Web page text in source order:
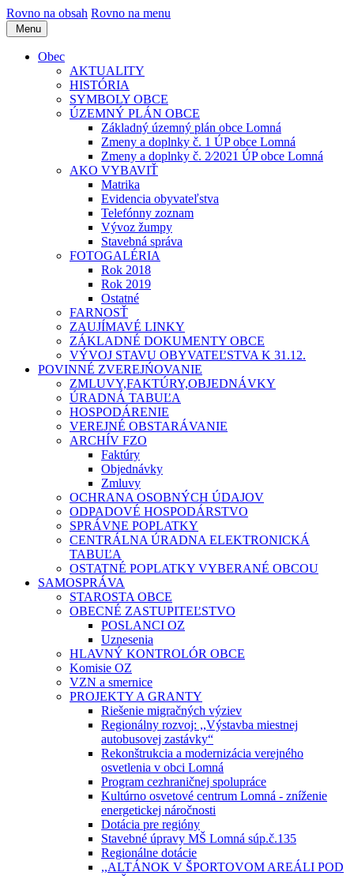
Rovno na obsah Rovno na menu
Menu
Obec
AKTUALITY
HISTÓRIA
SYMBOLY OBCE
ÚZEMNÝ PLÁN OBCE
Základný územný plán obce Lomná
Zmeny a doplnky č. 1 ÚP obce Lomná
Zmeny a doplnky č. 2⁄2021 ÚP obce Lomná
AKO VYBAVIŤ
Matrika
Evidencia obyvateľstva
Telefónny zoznam
Vývoz žumpy
Stavebná správa
FOTOGALÉRIA
Rok 2018
Rok 2019
Ostatné
FARNOSŤ
ZAUJÍMAVÉ LINKY
ZÁKLADNÉ DOKUMENTY OBCE
VÝVOJ STAVU OBYVATEĽSTVA K 31.12.
POVINNÉ ZVEREJŃOVANIE
ZMLUVY,FAKTÚRY,OBJEDNÁVKY
ÚRADNÁ TABUĽA
HOSPODÁRENIE
VEREJNÉ OBSTARÁVANIE
ARCHÍV FZO
Faktúry
Objednávky
Zmluvy
OCHRANA OSOBNÝCH ÚDAJOV
ODPADOVÉ HOSPODÁRSTVO
SPRÁVNE POPLATKY
CENTRÁLNA ÚRADNA ELEKTRONICKÁ
TABUĽA
OSTATNÉ POPLATKY VYBERANÉ OBCOU
SAMOSPRÁVA
STAROSTA OBCE
OBECNÉ ZASTUPITEĽSTVO
POSLANCI OZ
Uznesenia
HLAVNÝ KONTROLÓR OBCE
Komisie OZ
VZN a smernice
PROJEKTY A GRANTY
Riešenie migračných výziev
Regionálny rozvoj: ,,Výstavba miestnej
autobusovej zastávky“
Rekonštrukcia a modernizácia verejného
osvetlenia v obci Lomná
Program cezhraničnej spolupráce
Kultúrno osvetové centrum Lomná - zníženie
energetickej náročnosti
Dotácia pre regióny
Stavebné úpravy MŠ Lomná súp.č.135
Regionálne dotácie
,,ALTÁNOK V ŠPORTOVOM AREÁLI POD